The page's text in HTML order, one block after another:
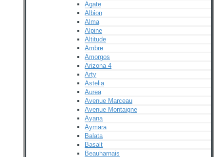
Agate
Albion
Alma
Alpine
Altitude
Ambre
Amorgos
Arizona 4
Arty
Astelia
Aurea
Avenue Marceau
Avenue Montaigne
Ayana
Aymara
Balata
Basalt
Beauharnais